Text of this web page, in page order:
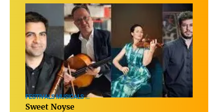
FESTIVALS MUSICALS ...
Sweet Noyse